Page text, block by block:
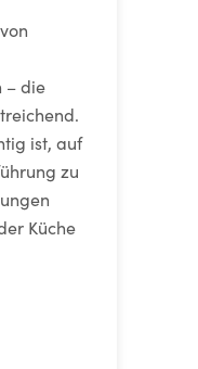
– die
ist, auf
zu
Küche